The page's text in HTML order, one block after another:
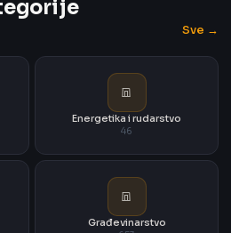
Sve →
Energetika i rudarstvo
46
Građevinarstvo